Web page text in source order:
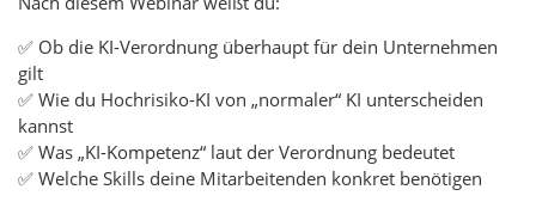
✅ Ob die KI-Verordnung überhaupt für dein Unternehmen
gilt
✅ Wie du Hochrisiko-KI von „normaler“ KI unterscheiden
kannst
✅ Was „KI-Kompetenz“ laut der Verordnung bedeutet
✅ Welche Skills deine Mitarbeitenden konkret benötigen